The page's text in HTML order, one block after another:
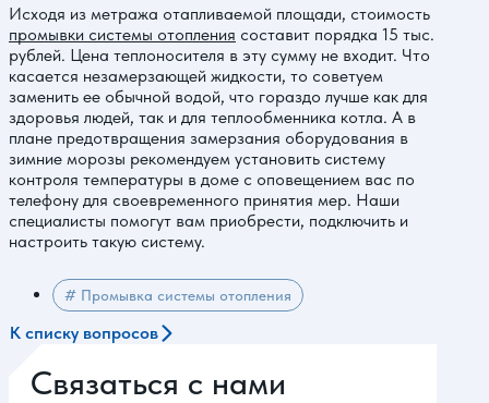
Исходя из метража отапливаемой площади, стоимость
промывки системы отопления составит порядка 15 тыс.
рублей. Цена теплоносителя в эту сумму не входит. Что
касается незамерзающей жидкости, то советуем
заменить ее обычной водой, что гораздо лучше как для
здоровья людей, так и для теплообменника котла. А в
плане предотвращения замерзания оборудования в
зимние морозы рекомендуем установить систему
контроля температуры в доме с оповещением вас по
телефону для своевременного принятия мер. Наши
специалисты помогут вам приобрести, подключить и
настроить такую систему.
# Промывка системы отопления
К списку вопросов
Связаться с нами